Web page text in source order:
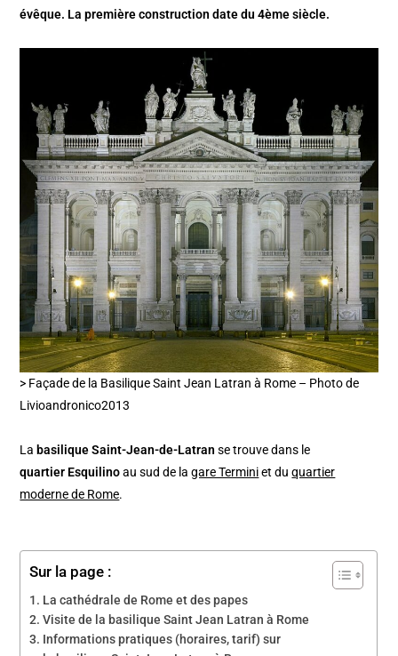
évêque. La première construction date du 4ème siècle.
> Façade de la Basilique Saint Jean Latran à Rome – Photo de
Livioandronico2013
La basilique Saint-Jean-de-Latran se trouve dans le
quartier Esquilinoau sud de lagare Terminiet duquartier
moderne de Rome.
Sur la page :
La cathédrale de Rome et des papes
Visite de la basilique Saint Jean Latran à Rome
Informations pratiques (horaires, tarif) sur